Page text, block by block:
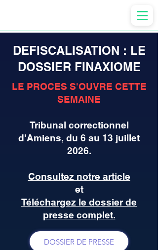
DEFISCALISATION : LE
DOSSIER FINAXIOME
LE PROCES S'OUVRE CETTE
SEMAINE
Tribunal correctionnel
d'Amiens, du 6 au 13 juillet
2026.
Consultez notre article
et
Téléchargez le dossier de
presse complet.
DOSSIER DE PRESSE